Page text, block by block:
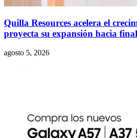
Quilla Resources acelera el
proyecta su expansión hacia
agosto 5, 2026